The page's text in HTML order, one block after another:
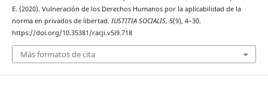
E. (2020). Vulneración de los Derechos Humanos por la aplicabilidad de la
norma en privados de libertad. IUSTITIA SOCIALIS, 5(9), 4–30.
https://doi.org/10.35381/racji.v5i9.718
Más formatos de cita